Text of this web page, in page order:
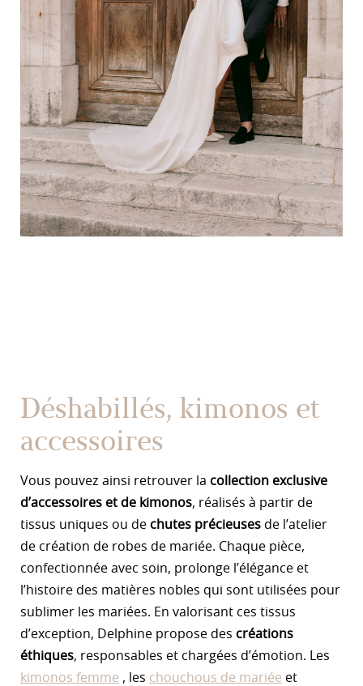
Déshabillés, kimonos et
accessoires
Vous pouvez ainsi retrouver la collection exclusive
d’accessoires et de kimonos, réalisés à partir de
tissus uniques ou de chutes précieuses de l’atelier
de création de robes de mariée. Chaque pièce,
confectionnée avec soin, prolonge l’élégance et
l’histoire des matières nobles qui sont utilisées pour
sublimer les mariées. En valorisant ces tissus
d’exception, Delphine propose des créations
éthiques, responsables et chargées d’émotion. Les
kimonos femme , les chouchous de mariée et